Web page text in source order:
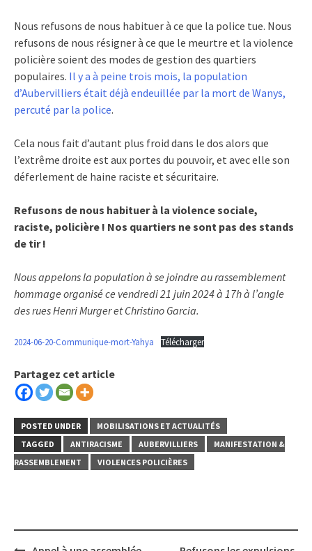
Nous refusons de nous habituer à ce que la police tue. Nous
refusons de nous résigner à ce que le meurtre et la violence
policière soient des modes de gestion des quartiers
populaires. Il y a à peine trois mois, la population
d’Aubervilliers était déjà endeuillée par la mort de Wanys,
percuté par la police.
Cela nous fait d’autant plus froid dans le dos alors que
l’extrême droite est aux portes du pouvoir, et avec elle son
déferlement de haine raciste et sécuritaire.
Refusons de nous habituer à la violence sociale,
raciste, policière ! Nos quartiers ne sont pas des stands
de tir !
Nous appelons la population à se joindre au rassemblement
hommage organisé ce vendredi 21 juin 2024 à 17h à l’angle
des rues Henri Murger et Christino Garcia.
2024-06-20-Communique-mort-Yahya Télécharger
Partagez cet article
POSTED UNDER
MOBILISATIONS ET ACTUALITÉS
TAGGED
ANTIRACISME AUBERVILLIERS
MANIFESTATION &
RASSEMBLEMENT
VIOLENCES POLICIÈRES